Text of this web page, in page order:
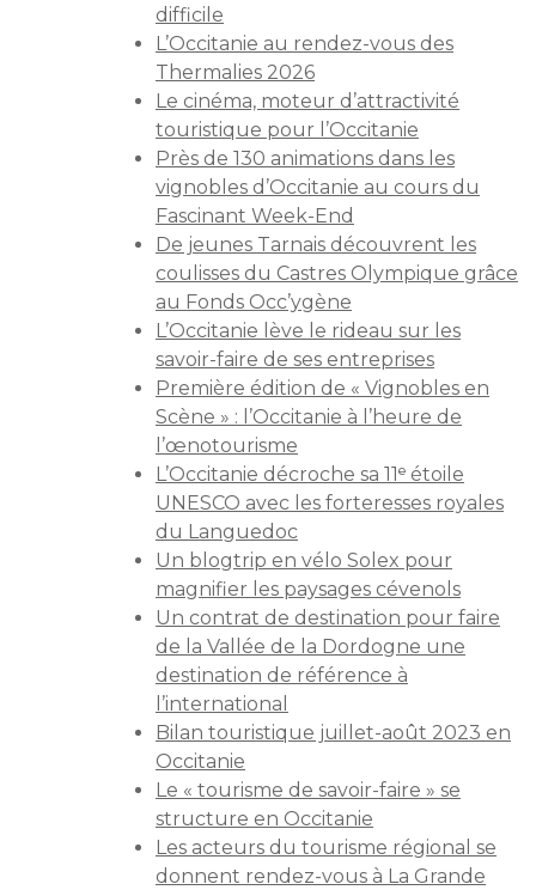
difficile
L’Occitanie au rendez-vous des
Thermalies 2026
Le cinéma, moteur d’attractivité
touristique pour l’Occitanie
Près de 130 animations dans les
vignobles d’Occitanie au cours du
Fascinant Week-End
De jeunes Tarnais découvrent les
coulisses du Castres Olympique grâce
au Fonds Occ’ygène
L’Occitanie lève le rideau sur les
savoir-faire de ses entreprises
Première édition de « Vignobles en
Scène » : l’Occitanie à l’heure de
l’œnotourisme
L’Occitanie décroche sa 11ᵉ étoile
UNESCO avec les forteresses royales
du Languedoc
Un blogtrip en vélo Solex pour
magnifier les paysages cévenols
Un contrat de destination pour faire
de la Vallée de la Dordogne une
destination de référence à
l’international
Bilan touristique juillet-août 2023 en
Occitanie
Le « tourisme de savoir-faire » se
structure en Occitanie
Les acteurs du tourisme régional se
donnent rendez-vous à La Grande